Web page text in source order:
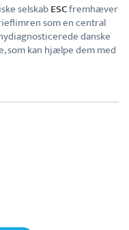
selskabESCfremhæver
som en central
danske
som kan hjælpe dem med